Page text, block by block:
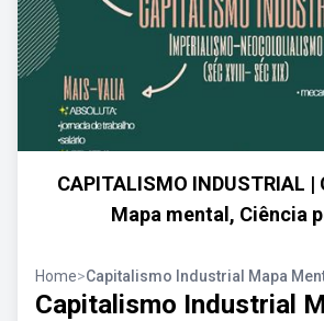
CAPITALISMO INDUSTRIAL
Mapa mental, Ciência
Home>Capitalismo Industrial Mapa
Capitalismo Industrial